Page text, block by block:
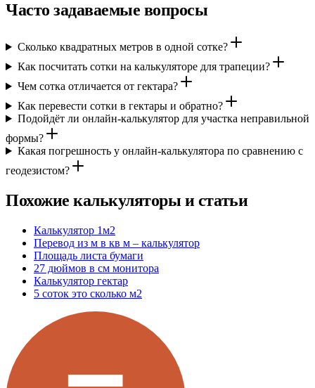
Часто задаваемые вопросы
Сколько квадратных метров в одной сотке?
Как посчитать сотки на калькуляторе для трапеции?
Чем сотка отличается от гектара?
Как перевести сотки в гектары и обратно?
Подойдёт ли онлайн-калькулятор для участка неправильной
формы?
Какая погрешность у онлайн-калькулятора по сравнению с
геодезистом?
Похожие калькуляторы и статьи
Калькулятор 1м2
Перевод из м в кв м – калькулятор
Площадь листа бумаги
27 дюймов в см монитора
Калькулятор гектар
5 соток это сколько м2